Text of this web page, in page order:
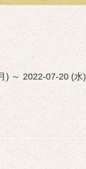
) ～ 2022-07-20 (水)